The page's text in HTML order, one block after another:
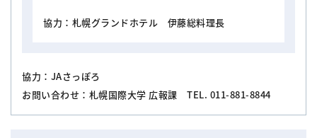
協力：札幌グランドホテル 伊藤総料理長
協力：JAさっぽろ
お問い合わせ：札幌国際大学 広報課 TEL. 011-881-8844